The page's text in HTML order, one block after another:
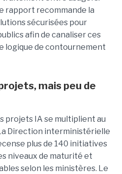
rapport recommande la
sécurisées pour
afin de canaliser ces
logique de contournement
mais peu de
projets IA se multiplient au
Direction interministérielle
plus de 140 initiatives
niveaux de maturité et
selon les ministères. Le